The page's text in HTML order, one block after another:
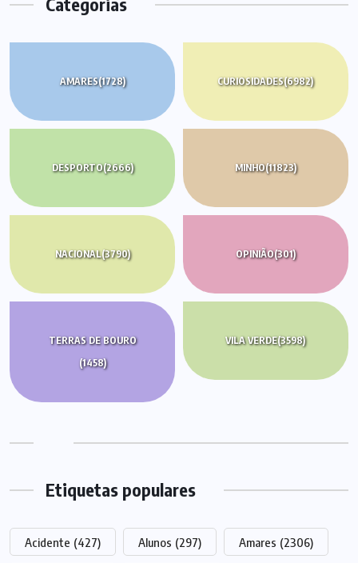
AMARES(1728) CURIOSIDADES(6982)
DESPORTO(2666) MINHO(11823)
NACIONAL(3790) OPINIÃO(301)
TERRAS DE BOURO
(1458)
VILA VERDE(3598)
Etiquetas populares
Acidente (427) Alunos (297) Amares (2306)